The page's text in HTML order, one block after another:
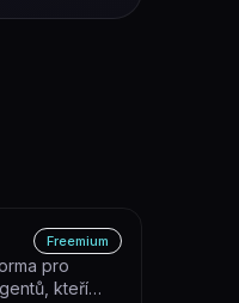
Freemium
pro
kteří